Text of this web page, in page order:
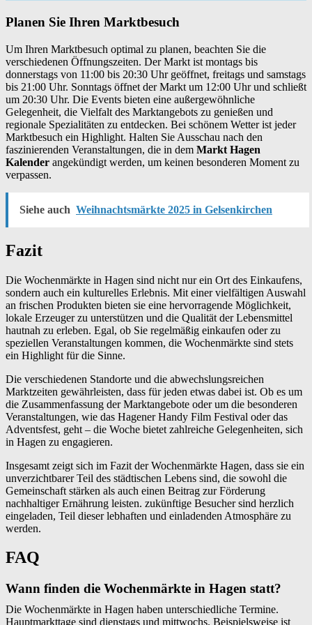
Planen Sie Ihren Marktbesuch
Um Ihren Marktbesuch optimal zu planen, beachten Sie die
verschiedenen Öffnungszeiten. Der Markt ist montags bis
donnerstags von 11:00 bis 20:30 Uhr geöffnet, freitags und samstags
bis 21:00 Uhr. Sonntags öffnet der Markt um 12:00 Uhr und schließt
um 20:30 Uhr. Die Events bieten eine außergewöhnliche
Gelegenheit, die Vielfalt des Marktangebots zu genießen und
regionale Spezialitäten zu entdecken. Bei schönem Wetter ist jeder
Marktbesuch ein Highlight. Halten Sie Ausschau nach den
faszinierenden Veranstaltungen, die in dem Markt Hagen
Kalender angekündigt werden, um keinen besonderen Moment zu
verpassen.
Siehe auch Weihnachtsmärkte 2025 in Gelsenkirchen
Fazit
Die Wochenmärkte in Hagen sind nicht nur ein Ort des Einkaufens,
sondern auch ein kulturelles Erlebnis. Mit einer vielfältigen Auswahl
an frischen Produkten bieten sie eine hervorragende Möglichkeit,
lokale Erzeuger zu unterstützen und die Qualität der Lebensmittel
hautnah zu erleben. Egal, ob Sie regelmäßig einkaufen oder zu
speziellen Veranstaltungen kommen, die Wochenmärkte sind stets
ein Highlight für die Sinne.
Die verschiedenen Standorte und die abwechslungsreichen
Marktzeiten gewährleisten, dass für jeden etwas dabei ist. Ob es um
die Zusammenfassung der Marktangebote oder um die besonderen
Veranstaltungen, wie das Hagener Handy Film Festival oder das
Adventsfest, geht – die Woche bietet zahlreiche Gelegenheiten, sich
in Hagen zu engagieren.
Insgesamt zeigt sich im Fazit der Wochenmärkte Hagen, dass sie ein
unverzichtbarer Teil des städtischen Lebens sind, die sowohl die
Gemeinschaft stärken als auch einen Beitrag zur Förderung
nachhaltiger Ernährung leisten. zukünftige Besucher sind herzlich
eingeladen, Teil dieser lebhaften und einladenden Atmosphäre zu
werden.
FAQ
Wann finden die Wochenmärkte in Hagen statt?
Die Wochenmärkte in Hagen haben unterschiedliche Termine.
Hauptmarkttage sind dienstags und mittwochs. Beispielsweise ist